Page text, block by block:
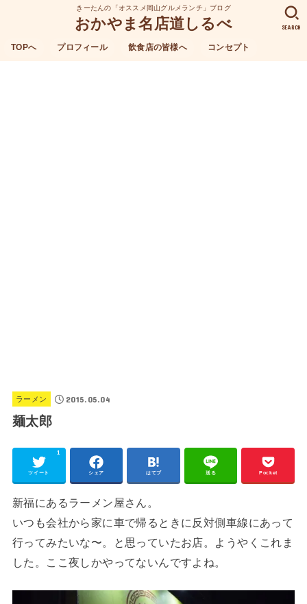
きーたんの「オススメ岡山グルメランチ」ブログ
おかやま名店道しるべ
TOPへ プロフィール 飲食店の皆様へ コンセプト
SEARCH
ラーメン 2015.05.04
麺太郎
ツイート
1
シェア はてブ 送る Pocket
新福にあるラーメン屋さん。
いつも会社から家に車で帰るときに反対側車線にあって
行ってみたいな〜。と思っていたお店。ようやくこれま
した。ここ夜しかやってないんですよね。